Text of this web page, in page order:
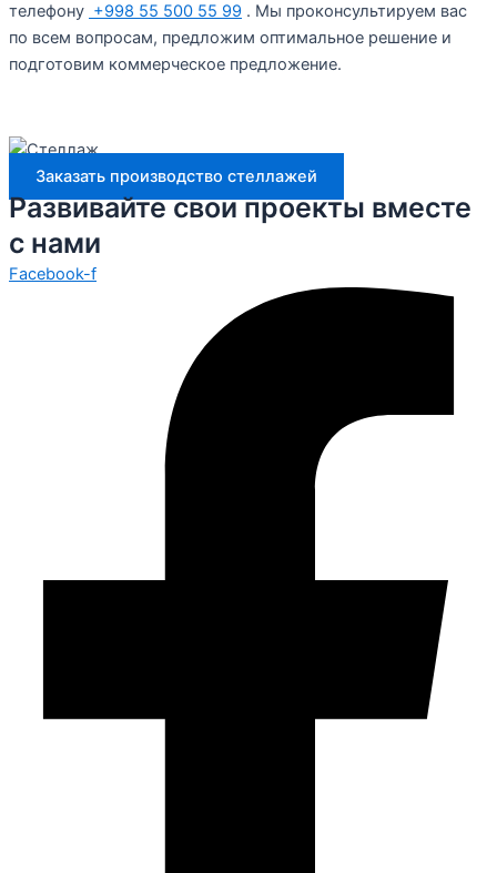
телефону +998 55 500 55 99 . Мы проконсультируем вас
по всем вопросам, предложим оптимальное решение и
подготовим коммерческое предложение.
Заказать производство стеллажей
Развивайте свои проекты вместе
с нами
Facebook-f